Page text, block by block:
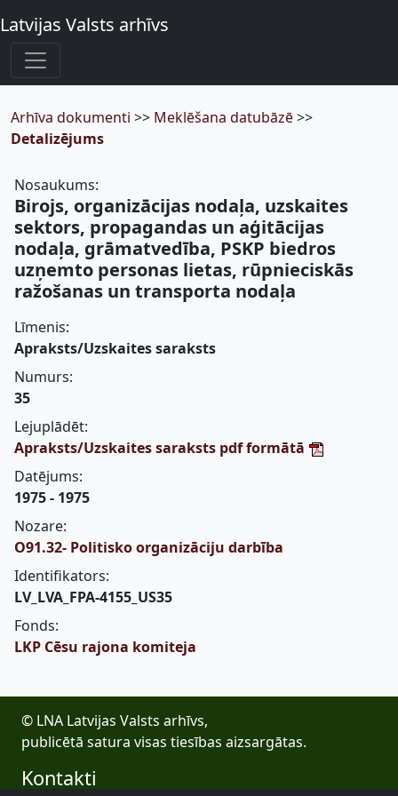
Latvijas Valsts arhīvs
Arhīva dokumenti >> Meklēšana datubāzē>>
Detalizējums
Nosaukums:
Birojs, organizācijas nodaļa, uzskaites
sektors, propagandas un aģitācijas
nodaļa, grāmatvedība, PSKP biedros
uzņemto personas lietas, rūpnieciskās
ražošanas un transporta nodaļa
Līmenis:
Apraksts/Uzskaites saraksts
Numurs:
35
Lejuplādēt:
Apraksts/Uzskaites saraksts pdf formātā
Datējums:
1975 - 1975
Nozare:
O91.32- Politisko organizāciju darbība
Identifikators:
LV_LVA_FPA-4155_US35
Fonds:
LKP Cēsu rajona komiteja
© LNA Latvijas Valsts arhīvs,
publicētā satura visas tiesības aizsargātas.
Kontakti